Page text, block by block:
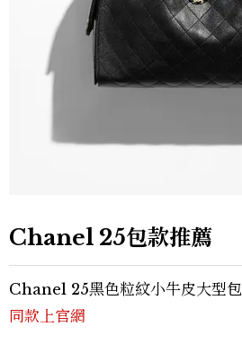
Chanel 25包款推薦
Chanel 25黑色粒紋小牛皮大型
同款上官網